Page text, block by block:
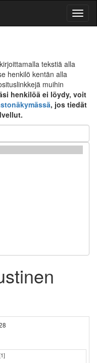
tekstiä alla
henkilö kentän alla
muihin
henkilöä ei löydy, voit
, jos tiedät